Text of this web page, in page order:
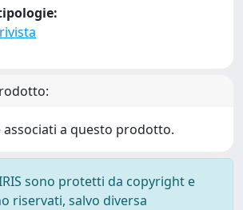
associati a questo prodotto.
sono protetti da copyright e
riservati, salvo diversa